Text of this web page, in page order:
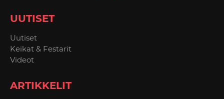
UUTISET
Uutiset
Keikat & Festarit
Videot
ARTIKKELIT